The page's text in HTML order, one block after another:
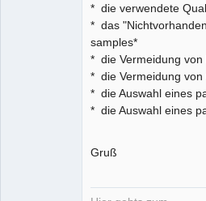
* die verwendete
* das
samples*
* die Vermeidung
* die Vermeidung von
* die Auswahl eines
* die Auswahl eines
Gruß